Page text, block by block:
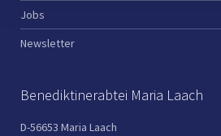
Jobs
Newsletter
Benediktinerabtei Maria Laach
D-56653 Maria Laach